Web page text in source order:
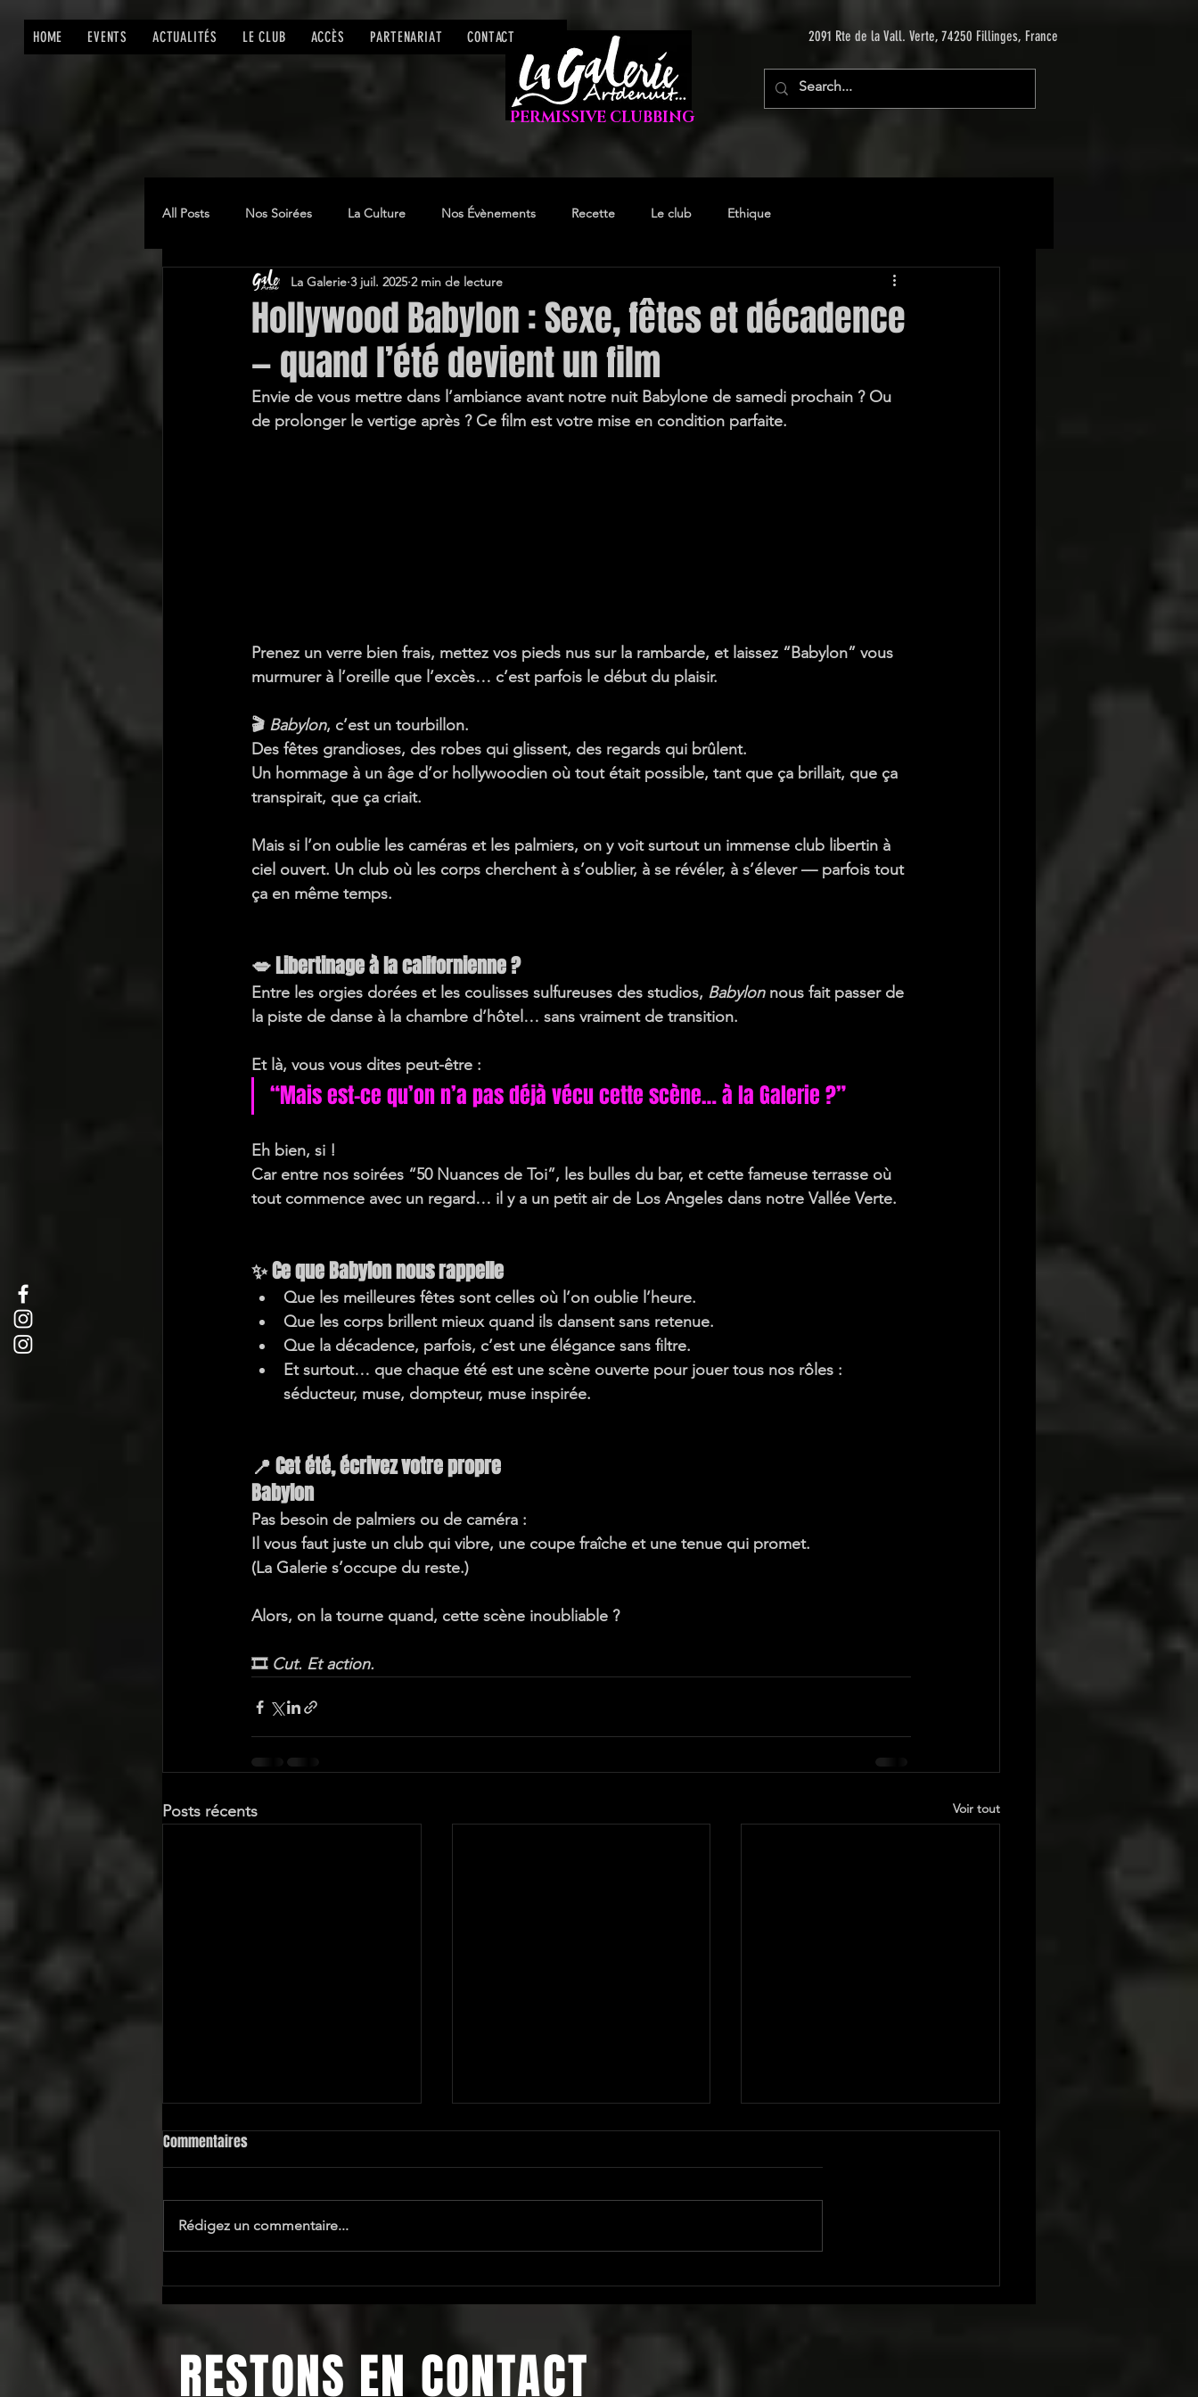
HOME EVENTS ACTUALITÉS LE CLUB ACCÈS PARTENARIAT CONTACT 2091 Rte de la Vall. Verte, 74250 Fillinges, France
PERMISSIVE CLUBBING
All Posts Nos Soirées La Culture Nos Évènements Recette Le club Ethique
Hollywood Babylon : Sexe, fêtes et décadence
— quand l’été devient un film
La Galerie 3 juil. 2025 2 min de lecture
Envie de vous mettre dans l’ambiance avant notre nuit Babylone de samedi prochain ? Ou
de prolonger le vertige après ? Ce film est votre mise en condition parfaite.
Prenez un verre bien frais, mettez vos pieds nus sur la rambarde, et laissez “Babylon” vous
murmurer à l’oreille que l’excès… c’est parfois le début du plaisir.
🎬 Babylon, c’est un tourbillon.
Des fêtes grandioses, des robes qui glissent, des regards qui brûlent.
Un hommage à un âge d’or hollywoodien où tout était possible, tant que ça brillait, que ça
transpirait, que ça criait.
Mais si l’on oublie les caméras et les palmiers, on y voit surtout un immense club libertin à
ciel ouvert. Un club où les corps cherchent à s’oublier, à se révéler, à s’élever — parfois tout
ça en même temps.
💋 Libertinage à la californienne ?
Entre les orgies dorées et les coulisses sulfureuses des studios, Babylon nous fait passer de
la piste de danse à la chambre d’hôtel… sans vraiment de transition.
Et là, vous vous dites peut-être :
“Mais est-ce qu’on n’a pas déjà vécu cette scène… à la Galerie ?”
Eh bien, si !
Car entre nos soirées “50 Nuances de Toi”, les bulles du bar, et cette fameuse terrasse où
tout commence avec un regard… il y a un petit air de Los Angeles dans notre Vallée Verte.
✨ Ce que Babylon nous rappelle
Que les meilleures fêtes sont celles où l’on oublie l’heure.
Que les corps brillent mieux quand ils dansent sans retenue.
Que la décadence, parfois, c’est une élégance sans filtre.
Et surtout… que chaque été est une scène ouverte pour jouer tous nos rôles :
séducteur, muse, dompteur, muse inspirée.
📍 Cet été, écrivez votre propre
Babylon
Pas besoin de palmiers ou de caméra :
Il vous faut juste un club qui vibre, une coupe fraîche et une tenue qui promet.
(La Galerie s’occupe du reste.)
Alors, on la tourne quand, cette scène inoubliable ?
🎞️ Cut. Et action.
Posts récents Voir tout
Le Jardin d'Éden
Jeux d'été
Commentaires
Rédigez un commentaire...
RESTONS EN CONTACT